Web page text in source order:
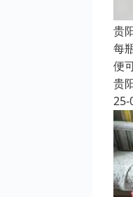
贵
每
便
贵
25-